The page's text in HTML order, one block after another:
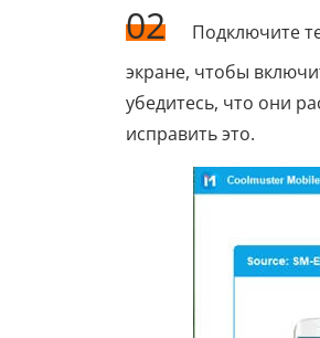
02
Подключите
экране, чтобы
убедитесь, что они
исправить это.